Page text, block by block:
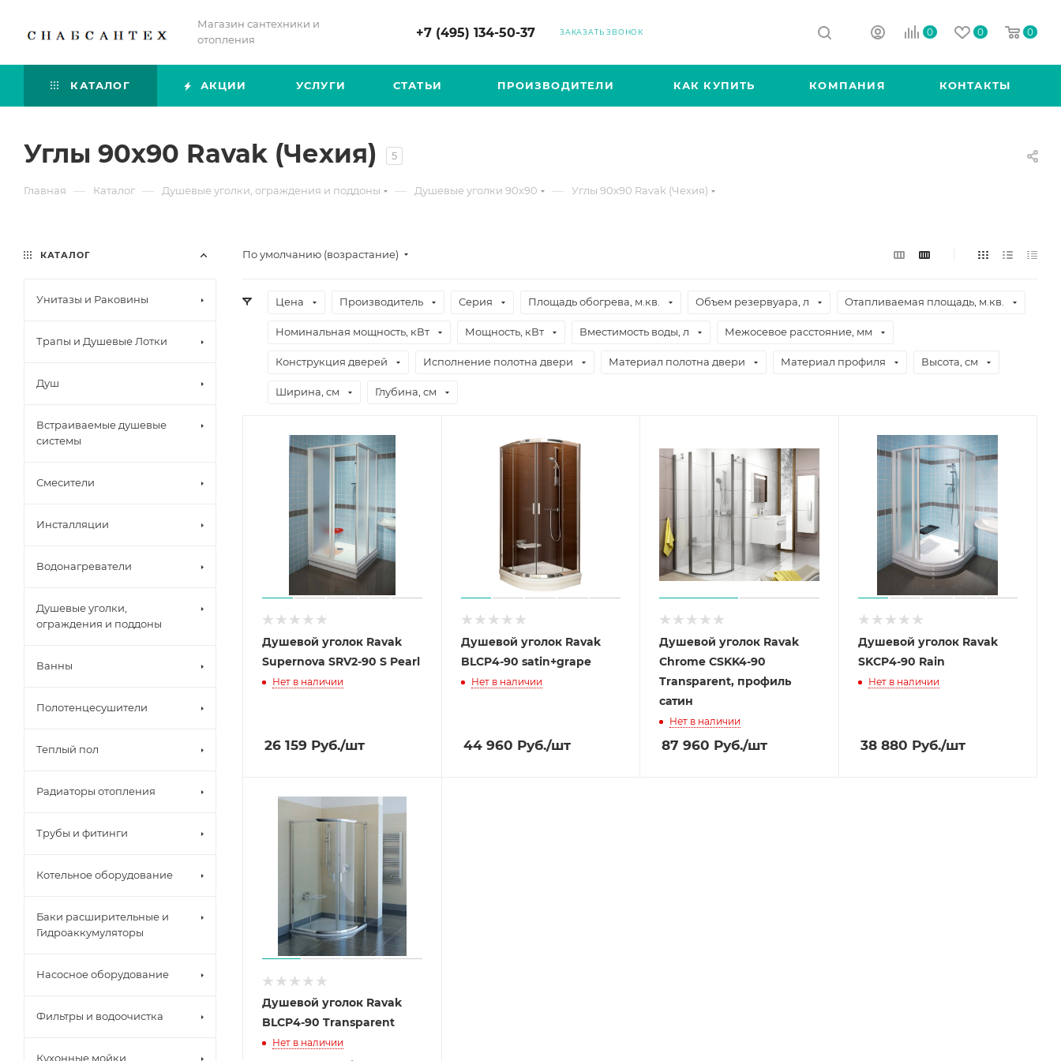
Магазин сантехники и
отопления
+7 (495) 134-50-37 ЗАКАЗАТЬ ЗВОНОК 0 0 0
КАТАЛОГ АКЦИИ УСЛУГИ СТАТЬИ ПРОИЗВОДИТЕЛИ КАК КУПИТЬ КОМПАНИЯ КОНТАКТЫ
Углы 90х90 Ravak (Чехия) 5
Главная — Каталог — Душевые уголки, ограждения и поддоны — Душевые уголки 90х90 — Углы 90х90 Ravak (Чехия)
По умолчанию (возрастание)
Цена Производитель Серия Площадь обогрева, м.кв. Объем резервуара, л Отапливаемая площадь, м.кв.
Номинальная мощность, кВт Мощность, кВт Вместимость воды, л Межосевое расстояние, мм
Конструкция дверей Исполнение полотна двери Материал полотна двери Материал профиля Высота, см
Ширина, см Глубина, см
Душевой уголок Ravak
Supernova SRV2-90 S Pearl
Нет в наличии
26 159 Руб./шт
Душевой уголок Ravak
BLCP4-90 satin+grape
Нет в наличии
44 960 Руб./шт
Душевой уголок Ravak
Chrome CSKK4-90
Transparent, профиль
сатин
Нет в наличии
87 960 Руб./шт
Душевой уголок Ravak
SKCP4-90 Rain
Нет в наличии
38 880 Руб./шт
Душевой уголок Ravak
BLCP4-90 Transparent
Нет в наличии
КАТАЛОГ
Унитазы и Раковины
Трапы и Душевые Лотки
Душ
Встраиваемые душевые
системы
Смесители
Инсталляции
Водонагреватели
Душевые уголки,
ограждения и поддоны
Ванны
Полотенцесушители
Теплый пол
Радиаторы отопления
Трубы и фитинги
Котельное оборудование
Баки расширительные и
Гидроаккумуляторы
Насосное оборудование
Фильтры и водоочистка
Кухонные мойки